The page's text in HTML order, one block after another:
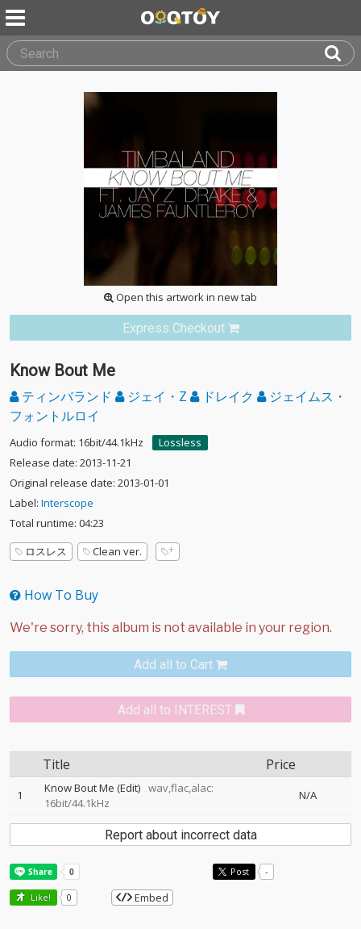
Open this artwork in new tab
Express Checkout
Know Bout Me
ティンバランド ジェイ・Z ドレイク
ジェイムス・
フォントルロイ
Audio format: 16bit/44.1kHz
Lossless
Release date: 2013-11-21
Original release date: 2013-01-01
Label: Interscope
Total runtime: 04:23
ロスレス
Clean ver.
How To Buy
Add all to Cart
Add all to INTEREST
Title Price
1 Know Bout Me (Edit) wav,flac,alac:
16bit/44.1kHz
N/A
Report about incorrect data
Post -
Like! 0 Embed